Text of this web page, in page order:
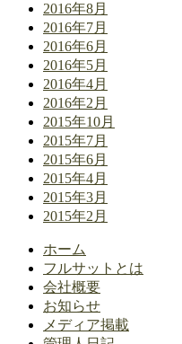
2016年8月
2016年7月
2016年6月
2016年5月
2016年4月
2016年2月
2015年10月
2015年7月
2015年6月
2015年4月
2015年3月
2015年2月
ホーム
フルサットとは
会社概要
お知らせ
メディア掲載